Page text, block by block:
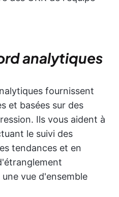
analytiques
fournissent
et basées sur des
Ils vous aident à
le suivi des
tendances et en
vue d'ensemble